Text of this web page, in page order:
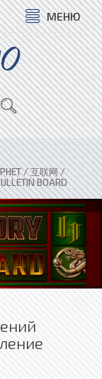
МЕНЮ
/ 互联网 /
BOARD